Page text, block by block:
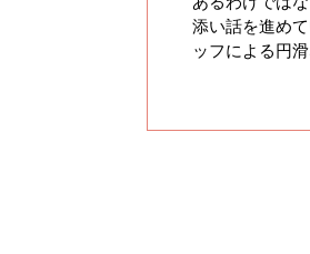
添い話を進め
ッフによる円